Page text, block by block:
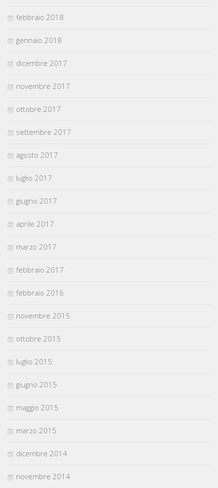
febbraio 2018
gennaio 2018
dicembre 2017
novembre 2017
ottobre 2017
settembre 2017
agosto 2017
luglio 2017
giugno 2017
aprile 2017
marzo 2017
febbraio 2017
febbraio 2016
novembre 2015
ottobre 2015
luglio 2015
giugno 2015
maggio 2015
marzo 2015
dicembre 2014
novembre 2014